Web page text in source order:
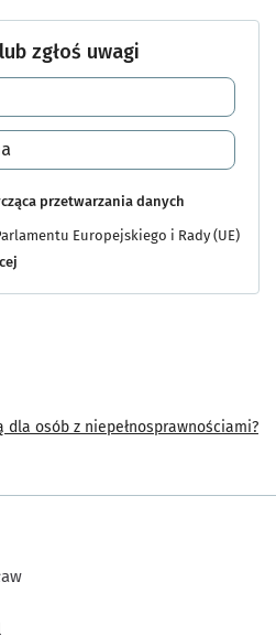
przetwarzania danych
Europejskiego i Rady (UE)
takich danych oraz uchylenia
str. 1), dalej „RODO", informujemy
Wrocławskiej S.A. z siedzibą we
062 Wrocław (dalej
dla osób z niepełnosprawnościami?